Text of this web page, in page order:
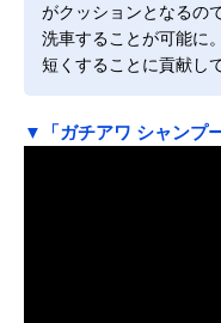
がクッションとなるの
洗車することが可能に
短くすることに貢献し
▼「ガチアワ シャンプ